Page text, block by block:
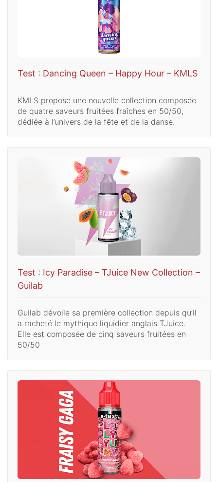
Test : Dancing Queen – Happy Hour – KMLS
KMLS propose une nouvelle collection composée
de quatre saveurs fruitées fraîches en 50/50,
dédiée à l’univers de la fête et de la danse.
Test : Icy Paradise – TJuice New Collection –
Guilab
Guilab dévoile sa première collection depuis qu’il
a racheté le mythique liquidier anglais TJuice.
Elle est composée de cinq saveurs fruitées en
50/50